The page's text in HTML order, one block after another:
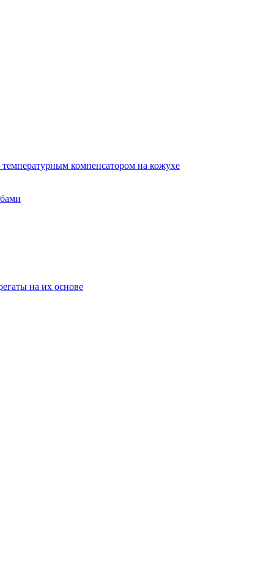
компенсатором на кожухе
на их основе